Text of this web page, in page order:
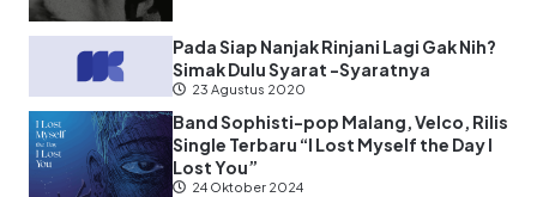
Pada Siap Nanjak Rinjani Lagi Gak Nih?
Simak Dulu Syarat -Syaratnya
23 Agustus 2020
Band Sophisti-pop Malang, Velco, Rilis
Single Terbaru “I Lost Myself the Day I
Lost You”
24 Oktober 2024